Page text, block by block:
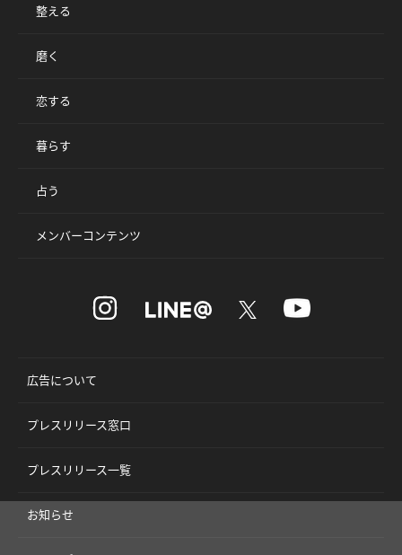
整える
磨く
恋する
暮らす
占う
メンバーコンテンツ
広告について
プレスリリース窓口
プレスリリース一覧
お知らせ